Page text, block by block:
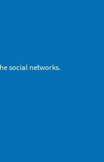
social networks.